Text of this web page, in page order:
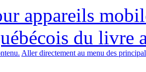
appareils
du livre
Aller directement au menu des